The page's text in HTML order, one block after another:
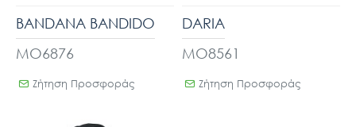
MO6876
BANDANA BANDIDO
Ζήτηση Προσφοράς
MO8561
DARIA
Ζήτηση Προσφοράς